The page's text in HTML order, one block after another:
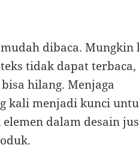
dibaca. Mungkin
tidak dapat terbaca,
hilang. Menjaga
kali menjadi kunci
dalam desain